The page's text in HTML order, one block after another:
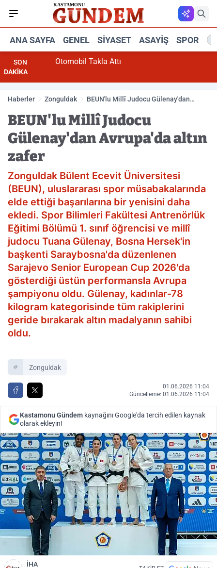
ANA SAYFA GENEL SIYASET ASAYIŞ SPOR
SON
DAKİKA
Otomobil Takla Attı
Haberler Zonguldak
BEUN'lu Millî Judocu Gülenay'dan
BEUN'lu Millî Judocu
Gülenay'dan Avrupa'da altın
zafer
Zonguldak Bülent Ecevit Üniversitesi
(BEUN), uluslararası spor müsabakalarında
elde ettiği başarılarına bir yenisini daha
ekledi. Spor Bilimleri Fakültesi Antrenörlük
Eğitimi Bölümü 1. sınıf öğrencisi ve millî
judocu Tuana Gülenay, Bosna Hersek'in
başkenti Saraybosna'da düzenlenen
Sarajevo Senior European Cup 2026'da
gösterdiği üstün performansla Avrupa
şampiyonu oldu. Gülenay, kadınlar-78
kilogram kategorisinde tüm rakiplerini
geride bırakarak altın madalyanın sahibi
oldu.
Zonguldak
01.06.2026 11:04
Güncelleme: 01.06.2026 11:04
Kastamonu Gündem kaynağını Google'da tercih edilen kaynak
olarak ekleyin!
İHA